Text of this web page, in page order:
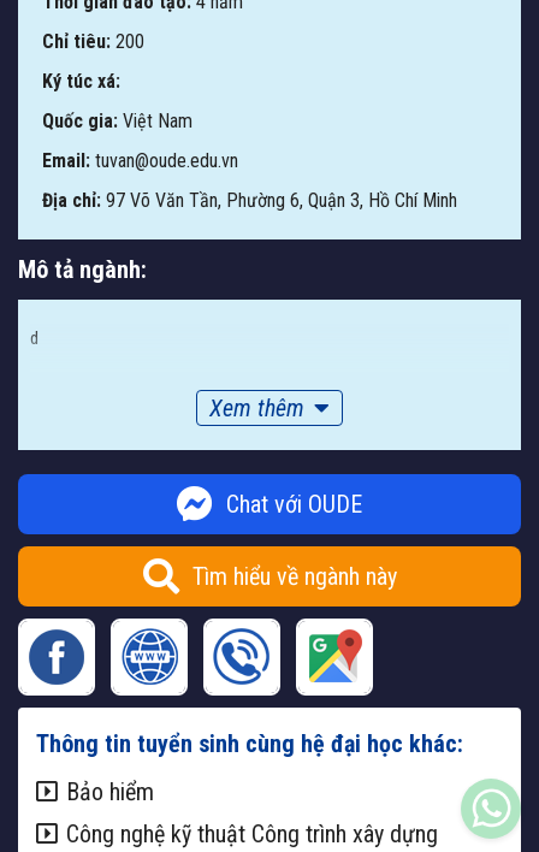
Chỉ tiêu: 200
Ký túc xá:
Quốc gia: Việt Nam
Email: tuvan@oude.edu.vn
Địa chỉ: 97 Võ Văn Tần, Phường 6, Quận 3, Hồ Chí Minh
Mô tả ngành:
d
Xem thêm
Chat với OUDE
Tìm hiểu về ngành này
Thông tin tuyển sinh cùng hệ đại học khác:
Bảo hiểm
Công nghệ kỹ thuật Công trình xây dựng